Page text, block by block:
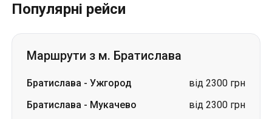
Популярні рейси
Маршрути з м. Братислава
Братислава - Ужгород
від 2300 грн
Братислава - Мукачево
від 2300 грн